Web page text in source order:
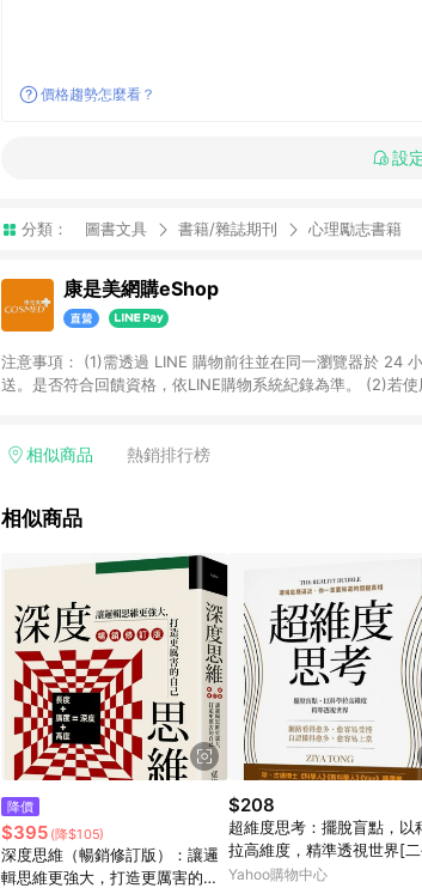
價格趨勢怎麼看？
設
分類： 圖書文具 書籍/雜誌期刊 心理勵志書籍
康是美網購eShop
注意事項：​ (1)需透過 LINE 購物前往並在同一瀏覽器於 24
送。​是否符合回饋資格，依LINE購物系統紀錄為準。 (2)若
「LINE購物通知」之官方帳號訊息通知。亦可於LINE購物網
相似商品 熱銷排行榜
相似商品
降價
$395 (降$105)
深度思維（暢銷修訂版）：讓邏
輯思維更強大，打造更厲害的自
$208
超維度思考：擺脫盲點，以
拉高維度，精準透視世界[二
_良好]
Yahoo購物中心